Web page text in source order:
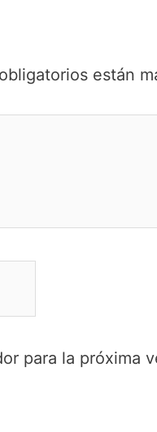
están
para la próxima